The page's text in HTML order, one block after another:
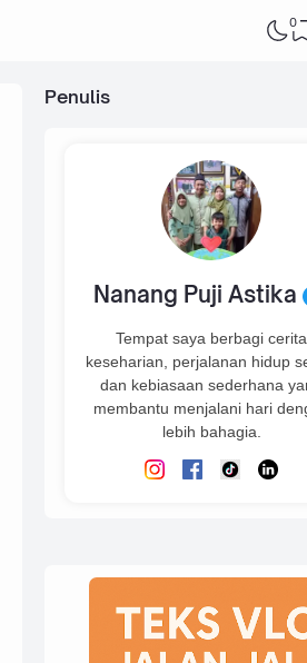
0
Penulis
Nanang Puji Astika
Tempat saya berbagi cerita
keseharian, perjalanan hidup
dan kebiasaan sederhana
membantu menjalani hari
lebih bahagia.